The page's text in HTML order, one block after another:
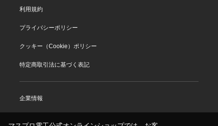
利用規約
プライバシーポリシー
クッキー（Cookie）ポリシー
特定商取引法に基づく表記
企業情報